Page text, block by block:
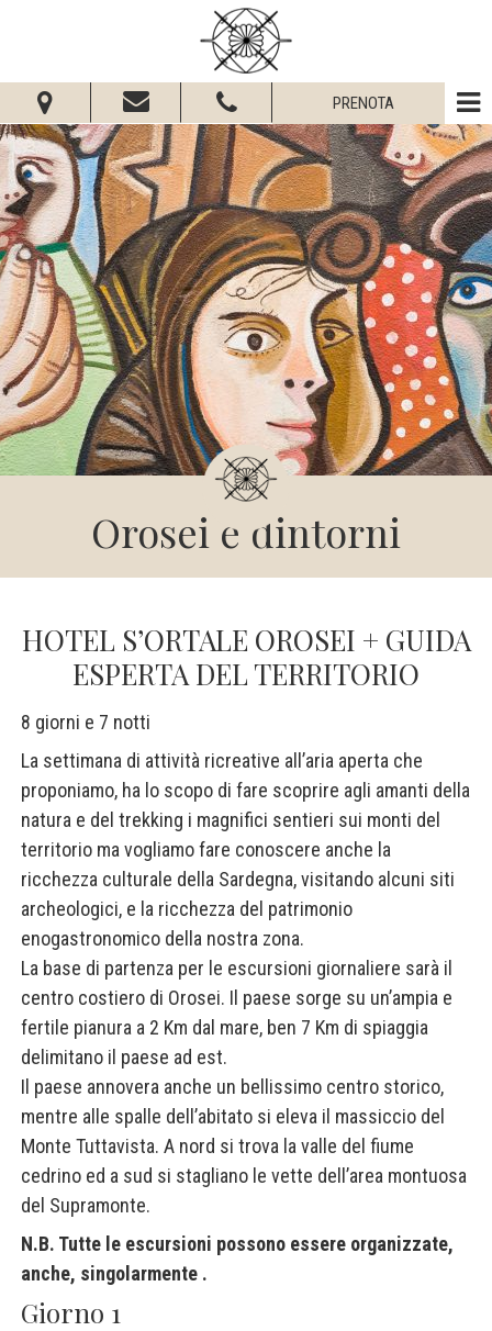
PRENOTA
Dal: Al:
Adulti: Bambini:
Verifica disponibilità
Richiedi preventivo
Orosei e dintorni
HOTEL S’ORTALE OROSEI + GUIDA
ESPERTA DEL TERRITORIO
8 giorni e 7 notti
La settimana di attività ricreative all’aria aperta che
proponiamo, ha lo scopo di fare scoprire agli amanti della
natura e del trekking i magnifici sentieri sui monti del
territorio ma vogliamo fare conoscere anche la
ricchezza culturale della Sardegna, visitando alcuni siti
archeologici, e la ricchezza del patrimonio
enogastronomico della nostra zona.
La base di partenza per le escursioni giornaliere sarà il
centro costiero di Orosei. Il paese sorge su un’ampia e
fertile pianura a 2 Km dal mare, ben 7 Km di spiaggia
delimitano il paese ad est.
Il paese annovera anche un bellissimo centro storico,
mentre alle spalle dell’abitato si eleva il massiccio del
Monte Tuttavista. A nord si trova la valle del fiume
cedrino ed a sud si stagliano le vette dell’area montuosa
del Supramonte.
N.B. Tutte le escursioni possono essere organizzate,
anche, singolarmente .
Giorno 1